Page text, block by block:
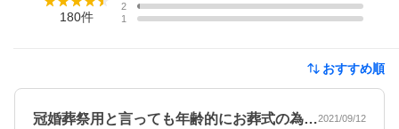
180件
2
1
おすすめ順
冠婚葬祭用と言っても年齢的にお葬式の為…2021/09/12